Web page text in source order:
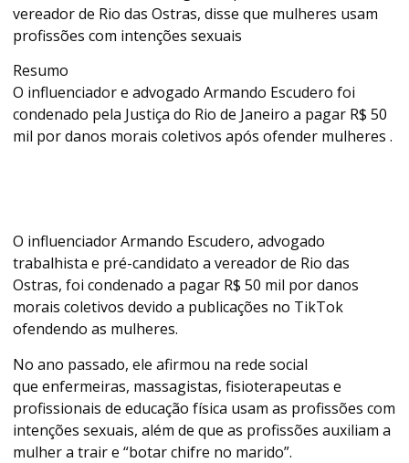
vereador de Rio das Ostras, disse que mulheres usam
profissões com intenções sexuais
Resumo
O influenciador e advogado Armando Escudero foi
condenado pela Justiça do Rio de Janeiro a pagar R$ 50
mil por danos morais coletivos após ofender mulheres .
O influenciador Armando Escudero, advogado
trabalhista e pré-candidato a vereador de Rio das
Ostras, foi condenado a pagar R$ 50 mil por danos
morais coletivos devido a publicações no TikTok
ofendendo as mulheres.
No ano passado, ele afirmou na rede social
que enfermeiras, massagistas, fisioterapeutas e
profissionais de educação física usam as profissões com
intenções sexuais, além de que as profissões auxiliam a
mulher a trair e “botar chifre no marido”.